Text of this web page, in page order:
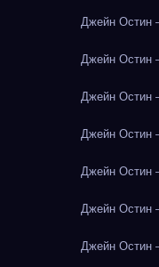
Джейн Остин
Джейн Остин
Джейн Остин
Джейн Остин
Джейн Остин
Джейн Остин
Джейн Остин